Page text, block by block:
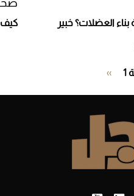
العضلات؟ خبير كيف
الصفحة
››